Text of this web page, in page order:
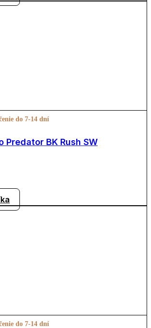
do 7-14 dní
Predator BK Rush SW
do 7-14 dní